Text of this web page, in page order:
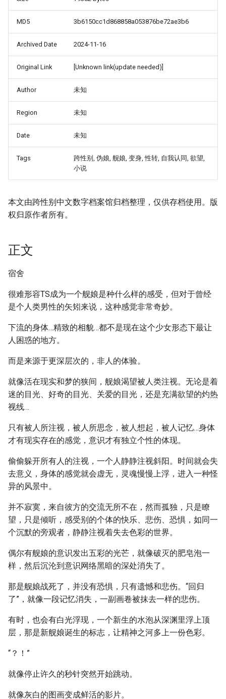
MD5 3b6150cc1d868858a053876be72ae3b6
Archived Date 2024-11-16
Original Link [Unknown link(update needed)]
Author 未知
Region 未知
Date 未知
Tags
跨性别, 伪娘, 舰娘, 变身, 性转, 自我认同, 欲望,
小说
本文由跨性别中文数字档案馆归档整理，仅供存档使用。版
权归原作者所有。
正文
宿舍
很难形容TS成为一个舰娘是种什么样的感受，但对于曾经
是个人类男性的矢矧来说，这种感觉非常奇妙。
下流的身体…精致的相貌…都不是现在这个少女形态下最让
人困惑的地方。
而是来源于更深层次的，非人的体验。
就像活在现实和梦的狭间，舰娘渴望被人类注视。无论是着
迷的目光、好奇的目光、关爱的目光，还是充满欲望的灼热
视线…
只有被人所注视，被人所思念，被人想起，被人记忆…身体
才有现实存在的感觉，意识才有独立个性的体现。
偷偷躲开所有人的注视，一个人静静注视斜阳。时间就会失
去意义，身体的感觉就会虚无，灵魂慢慢上浮，进入一种怪
异的风景中。
并不寂寞，来自彼方的交流无所不在，然而孤独，只是瞭
望，只是倾听，感受别的个体的快乐、悲伤、恐惧，如同一
个沉默的旁观者，静静注视着失去色彩的世界。
偶尔有舰娘的意识发出五彩的光芒，就像破灭的肥皂泡一
样，然后沉沦到意识网络黑暗的深处消失了。
那是舰娘战死了，并没有恐惧，只有遗憾和悲伤。“回归
了”，就像一段记忆消失，一副画卷被抹去一样的悲伤。
有时，也会有白光浮现，一个新生的水泡从深渊里浮上顶
层，那是新舰娘诞生的标志，让精神之河多上一份色彩。
“？！”
就像停止许久的秒针突然开始跳动。
就像灰白的图画变成鲜活的影片。